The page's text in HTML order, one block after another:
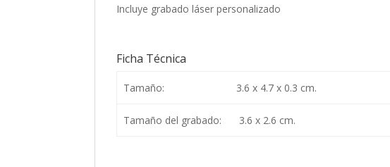
Incluye grabado láser personalizado
Ficha Técnica
Tamaño: 3.6 x 4.7 x 0.3 cm.
Tamaño del grabado: 3.6 x 2.6 cm.